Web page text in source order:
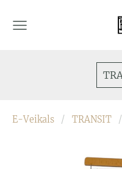
E-Veikals TRANSIT